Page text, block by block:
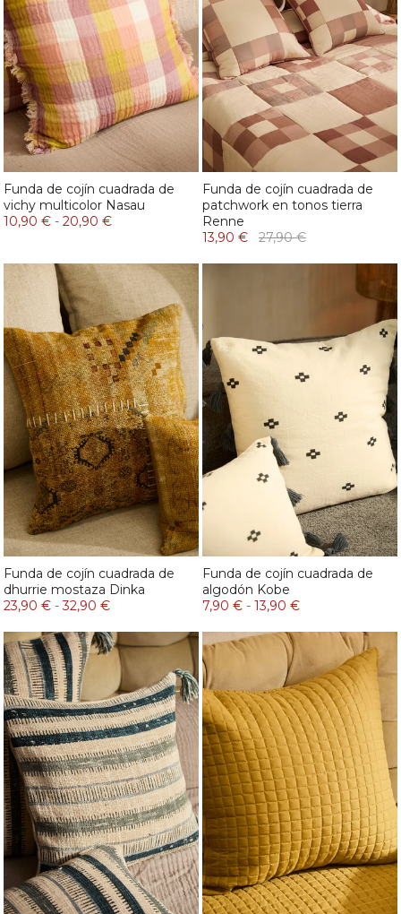
Funda de cojín cuadrada de
vichy multicolor Nasau
10,90 € - 20,90 €
Funda de cojín cuadrada de
patchwork en tonos tierra
Renne
13,90 €
27,90 €
Funda de cojín cuadrada de
dhurrie mostaza Dinka
23,90 € -32,90 €
Funda de cojín cuadrada de
algodón Kobe
7,90 € - 13,90 €